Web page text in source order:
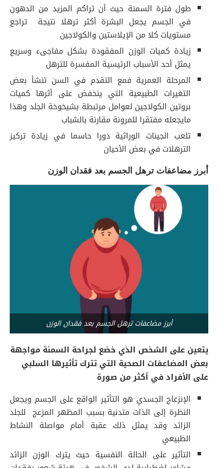
طول فترة السمنة حيث أن تراكم المزيد من الدهون
في الجسم يجعل البشرة أكثر ترهلا نتيجة تراجع
مستويات كلا من الإيلاستين والكولاجين
زيادة كميات الوزن المفقودة بشكل مفاجىء وسريع
يمثل أحد الأسباب الرئيسية المفسرة للترهل
المرحلة العمرية فمع التقدم في السن تنشأ بعض
التغيرات الطبيعية التي ينخفض على أثرها كميات
بروتين الكولاجين لعوامل مرتبطة بشيخوخة الجلد وهذا
مايجعله مفتقرا للمرونة مقارنة بالشباب
تلعب الجينات الوراثية دورا حاسما في زيادة تركيز
الترهلات في بعض الأحيان
أبرز مضاعفات ترهل الجسم بعد فقدان الوزن
أبرز مضاعفات ترهل الجسم بعد فقدان الوزن
يتعين على الشخص الذي خضع لجراحة السمنة مواجهة
بعض المضاعفات الصحية التي تترك تأثيرها السلبي
على الأفراد في أكثر من صورة
الإنزعاج الجسدي هو التأثير الواقع على الجسم ويجعل
النظرة إلى الذات متدنية بسبب المظهر المزعج للجلد
الزائد وقد يمثل ذلك عقبة أمام مواصلة النشاط
الطبيعي
التأثير على الحالة النفسية حيث يترك الوزن الزائد